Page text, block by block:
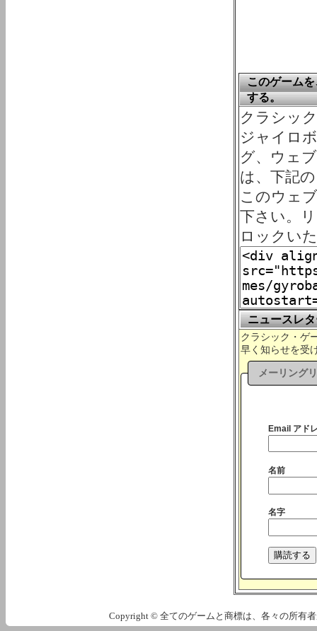
このゲーム
する。
クラシッ
ジャイロ
グ、ウェ
は、下記
このウェ
下さい。
ロックい
ニュースレ
クラシック・ゲ
早く知らせを受
メーリング
Email アド
名前
名字
Copyright © 全てのゲームと商標は、各々の所有